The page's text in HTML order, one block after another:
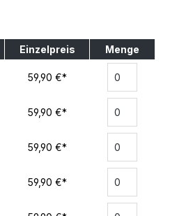
Einzelpreis Menge
59,90 €*
59,90 €*
59,90 €*
59,90 €*